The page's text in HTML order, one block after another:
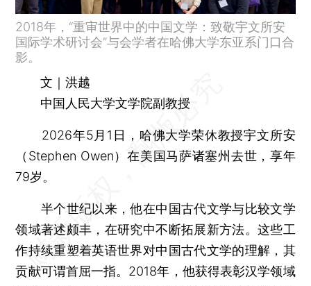
2018年，“重审世界中的中国文学：致敬宇文所安
国际学术研讨会”与会学者在哈佛大学东亚系门口合
影。
文｜洪越
中国人民大学文学院副教授
2026年5月1日，哈佛大学荣休教授宇文所安
（Stephen Owen）在美国马萨诸塞州去世，享年
79岁。
半个世纪以来，他在中国古代文学与比较文学
领域著述颇丰，在研究中不断拓展新方法。这些工
作持续重塑着英语世界对中国古代文学的理解，其
贡献可谓首屈一指。2018年，他获得表彰汉学领域